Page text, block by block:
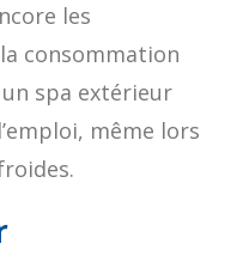
les
consommation
spa extérieur
même lors